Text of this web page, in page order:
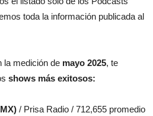
toda la información publicada al
la medición de mayo 2025, te
shows más exitosos:
/ Prisa Radio / 712,655 promedio